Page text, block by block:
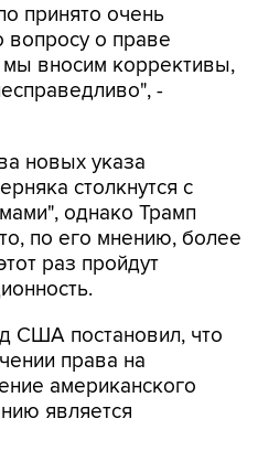
принято очень
о праве
вносим коррективы,
-
новых указа
столкнутся с
однако Трамп
по его мнению, более
раз пройдут
США постановил, что
права на
американского
является